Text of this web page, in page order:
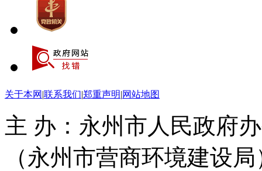
关于本网 |联系我们|郑重声明|网站地图
主 办：永州市人民政府
（永州市营商环境建设局